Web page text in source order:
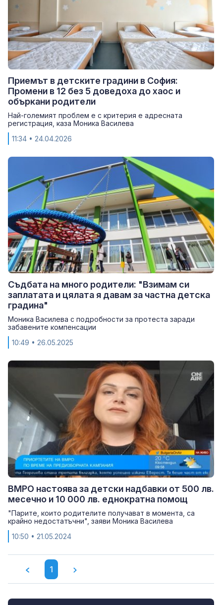
Приемът в детските градини в София:
Промени в 12 без 5 доведоха до хаос и
объркани родители
Най-големият проблем е с критерия е адресната
регистрация, каза Моника Василева
11:34 • 24.04.2026
Съдбата на много родители: "Взимам си
заплатата и цялата я давам за частна детска
градина"
Моника Василева с подробности за протеста заради
забавените компенсации
10:49 • 26.05.2025
ВМРО настоява за детски надбавки от 500 лв.
месечно и 10 000 лв. еднократна помощ
"Парите, които родителите получават в момента, са
крайно недостатъчни", заяви Моника Василева
10:50 • 21.05.2024
1